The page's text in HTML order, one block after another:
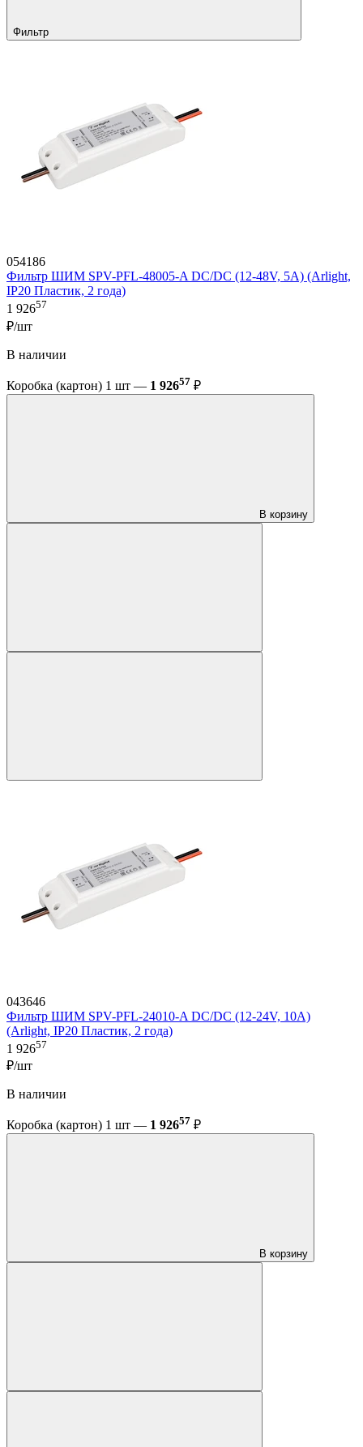
Фильтр
054186
Фильтр ШИМ SPV-PFL-48005-A DC/DC (12-48V, 5A) (Arlight,
IP20 Пластик, 2 года)
1 92657
₽/шт
В наличии
Коробка (картон) 1 шт — 1 92657 ₽
В корзину
043646
Фильтр ШИМ SPV-PFL-24010-A DC/DC (12-24V, 10A)
(Arlight, IP20 Пластик, 2 года)
1 92657
₽/шт
В наличии
Коробка (картон) 1 шт — 1 92657 ₽
В корзину